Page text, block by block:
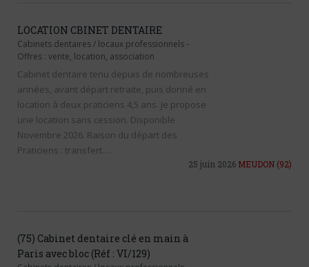
LOCATION CBINET DENTAIRE
Cabinets dentaires / locaux professionnels -
Offres : vente, location, association
Cabinet dentaire tenu depuis de nombreuses
années, avant départ retraite, puis donné en
location à deux praticiens 4,5 ans. Je propose
une location sans cession. Disponible
Novembre 2026. Raison du départ des
Praticiens : transfert.…
25 juin 2026 MEUDON (92)
(75) Cabinet dentaire clé en main à
Paris avec bloc (Réf : VI/129)